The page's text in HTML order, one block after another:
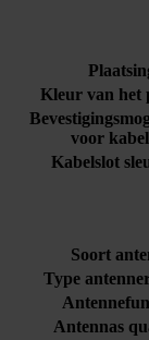
Kleur van het
voor
Kabelslot
Soort
Type
Antennas